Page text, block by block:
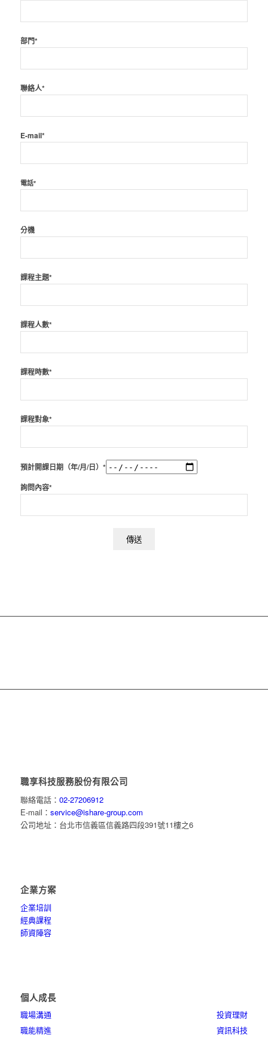
部門*
聯絡人*
E-mail*
電話*
分機
課程主題*
課程人數*
課程時數*
課程對象*
預計開課日期（年/月/日）*
詢問內容*
職享科技服務股份有限公司
聯絡電話： 02-27206912
E-mail： service@ishare-group.com
公司地址：台北市信義區信義路四段391號11樓之6
企業方案
企業培訓
經典課程
師資陣容
個人成長
職場溝通
職能精進
投資理財
資訊科技